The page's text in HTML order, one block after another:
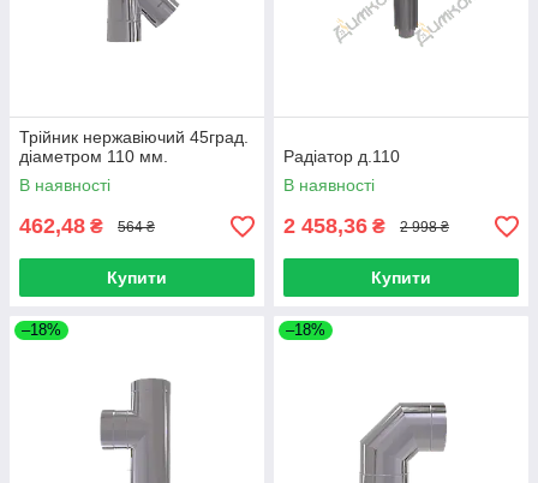
Трійник нержавіючий 45град.
діаметром 110 мм.
В наявності
462,48 ₴ 564 ₴
Купити
Радіатор д.110
В наявності
2 458,36 ₴ 2 998 ₴
Купити
–18% –18%